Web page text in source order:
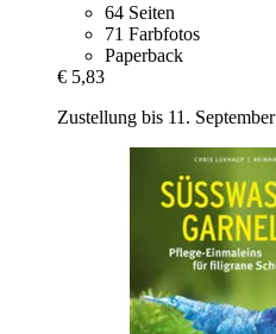
64 Seiten
71 Farbfotos
Paperback
€ 5,83
Zustellung bis 11. September